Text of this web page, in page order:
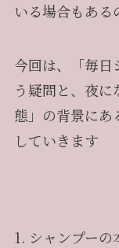
いる場合もある
今回は、「毎日
う疑問と、夜
態」の背景にあ
していきます
1. シャンプーの